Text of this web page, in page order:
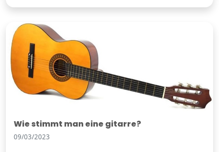
Wie stimmt man eine gitarre?
09/03/2023